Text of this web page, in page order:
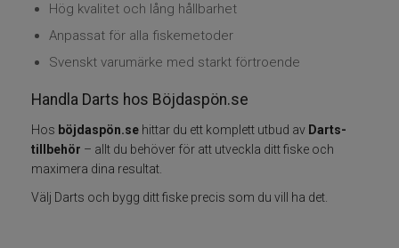
Grundéns
13 Fishing
ABU Garcia
Hög kvalitet och lång hållbarhet
Anpassat för alla fiskemetoder
Svenskt varumärke med starkt förtroende
Handla Darts hos Böjdaspön.se
Hos böjdaspön.se hittar du ett komplett utbud av Darts-
tillbehör – allt du behöver för att utveckla ditt fiske och
maximera dina resultat.
Välj Darts och bygg ditt fiske precis som du vill ha det.